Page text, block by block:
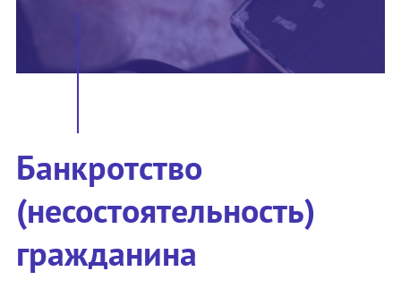
Банкротство
(несостоятельность)
гражданина